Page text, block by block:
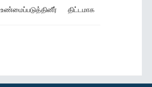
திட்டமாக
உண்மைப்படுத்தினீர்